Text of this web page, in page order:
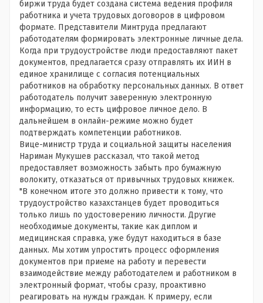
биржи труда будет создана система ведения профиля
работника и учета трудовых договоров в цифровом
формате. Представители Минтруда предлагают
работодателям формировать электронные личные дела.
Когда при трудоустройстве люди предоставляют пакет
документов, предлагается сразу отправлять их ИИН в
единое хранилище с согласия потенциальных
работников на обработку персональных данных. В ответ
работодатель получит заверенную электронную
информацию, то есть цифровое личное дело. В
дальнейшем в онлайн-режиме можно будет
подтверждать компетенции работников.
Вице-министр труда и социальной защиты населения
Нариман Мукушев рассказал, что такой метод
предоставляет возможность забыть про бумажную
волокиту, отказаться от привычных трудовых книжек.
"В конечном итоге это должно привести к тому, что
трудоустройство казахстанцев будет проводиться
только лишь по удостоверению личности. Другие
необходимые документы, такие как диплом и
медицинская справка, уже будут находиться в базе
данных. Мы хотим упростить процесс оформления
документов при приеме на работу и перевести
взаимодействие между работодателем и работником в
электронный формат, чтобы сразу, проактивно
реагировать на нужды граждан. К примеру, если